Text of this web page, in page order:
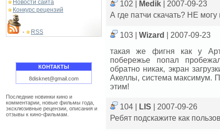
Новости сайта
Конкурс рецензий
- RSS
КОНТАКТЫ
8disknet@gmail.com
Последние новинки кино и
комментарии, новые фильмы года,
эксклюзивные рецензии, описания и
отзывы к кино-фильмам.
102 | Medik
| 2007-09-23
А где патчи скачать? НЕ могу
103 | Wizard
| 2007-09-23
такая же фигня как у
побережье попал
обратно никак, экран
Акеллы, система максимум.
этим!
104 | LIS
| 2007-09-26
Ребят подскажите как